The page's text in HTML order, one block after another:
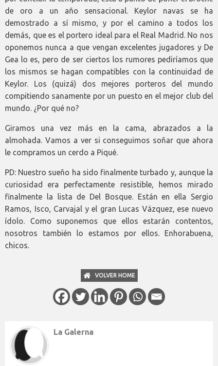
de oro a un año sensacional. Keylor navas se ha
demostrado a sí mismo, y por el camino a todos los
demás, que es el portero ideal para el Real Madrid. No nos
oponemos nunca a que vengan excelentes jugadores y De
Gea lo es, pero de ser ciertos los rumores pediríamos que
los mismos se hagan compatibles con la continuidad de
Keylor. Los (quizá) dos mejores porteros del mundo
compitiendo sanamente por un puesto en el mejor club del
mundo. ¿Por qué no?
Giramos una vez más en la cama, abrazados a la
almohada. Vamos a ver si conseguimos soñar que ahora
le compramos un cerdo a Piqué.
PD: Nuestro sueño ha sido finalmente turbado y, aunque la
curiosidad era perfectamente resistible, hemos mirado
finalmente la lista de Del Bosque. Están en ella Sergio
Ramos, Isco, Carvajal y el gran Lucas Vázquez, ese nuevo
ídolo. Como suponemos que ellos estarán contentos,
nosotros también lo estamos por ellos. Enhorabuena,
chicos.
VOLVER HOME
La Galerna